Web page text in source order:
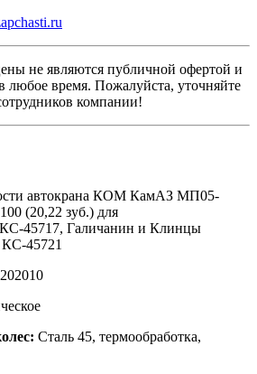
не являются публичной офертой и
любое время. Пожалуйста, уточняйте
компании!
автокрана КОМ КамАЗ МП05-
(20,22 зуб.) для
45717, Галичанин и Клинцы
45721
Сталь 45, термообработка,